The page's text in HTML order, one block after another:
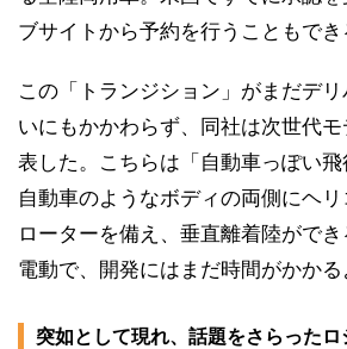
ブサイトから予約を行うこともでき
この「トランジション」がまだデ
いにもかかわらず、同社は次世代
表した。こちらは「自動車っぽい飛
自動車のようなボディの両側にヘ
ローターを備え、垂直離着陸がで
電動で、開発にはまだ時間がかかる
突如として現れ、話題をさらった